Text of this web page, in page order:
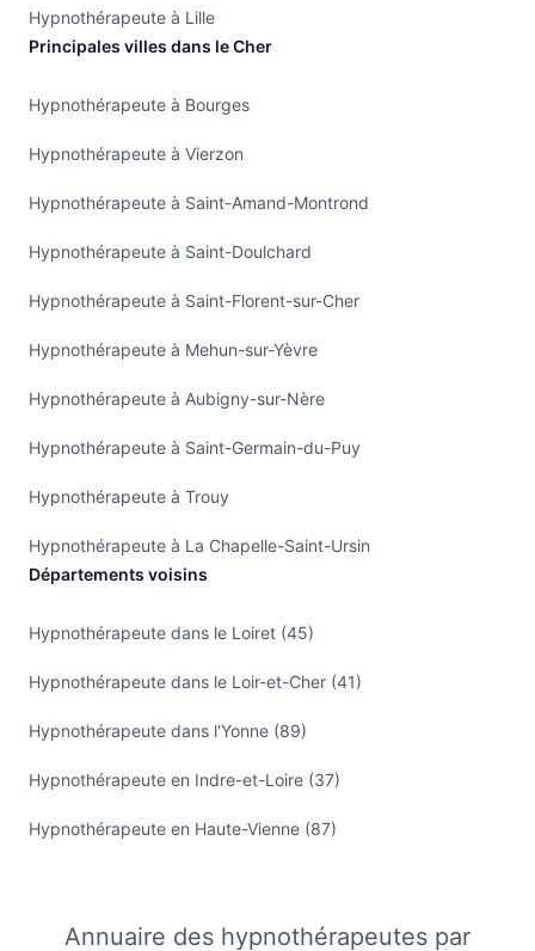
Hypnothérapeute à Lille
Principales villes dans le Cher
Hypnothérapeute à Bourges
Hypnothérapeute à Vierzon
Hypnothérapeute à Saint-Amand-Montrond
Hypnothérapeute à Saint-Doulchard
Hypnothérapeute à Saint-Florent-sur-Cher
Hypnothérapeute à Mehun-sur-Yèvre
Hypnothérapeute à Aubigny-sur-Nère
Hypnothérapeute à Saint-Germain-du-Puy
Hypnothérapeute à Trouy
Hypnothérapeute à La Chapelle-Saint-Ursin
Départements voisins
Hypnothérapeute dans le Loiret (45)
Hypnothérapeute dans le Loir-et-Cher (41)
Hypnothérapeute dans l'Yonne (89)
Hypnothérapeute en Indre-et-Loire (37)
Hypnothérapeute en Haute-Vienne (87)
Annuaire des hypnothérapeutes par